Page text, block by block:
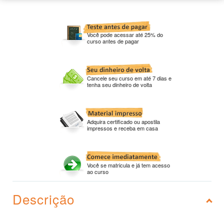
Você pode acessar até 25% do
curso antes de pagar
Cancele seu curso em até 7 dias e
tenha seu dinheiro de volta
Adquira certificado ou apostila
impressos e receba em casa
Você se matricula e já tem acesso
ao curso
Descrição